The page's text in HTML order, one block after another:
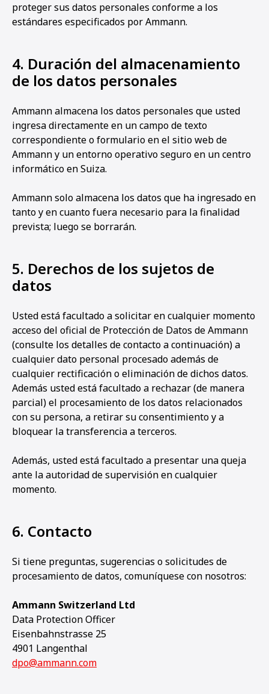
proteger sus datos personales conforme a los
estándares especificados por Ammann.
4. Duración del almacenamiento
de los datos personales
Ammann almacena los datos personales que usted
ingresa directamente en un campo de texto
correspondiente o formulario en el sitio web de
Ammann y un entorno operativo seguro en un centro
informático en Suiza.
Ammann solo almacena los datos que ha ingresado en
tanto y en cuanto fuera necesario para la finalidad
prevista; luego se borrarán.
5. Derechos de los sujetos de
datos
Usted está facultado a solicitar en cualquier momento
acceso del oficial de Protección de Datos de Ammann
(consulte los detalles de contacto a continuación) a
cualquier dato personal procesado además de
cualquier rectificación o eliminación de dichos datos.
Además usted está facultado a rechazar (de manera
parcial) el procesamiento de los datos relacionados
con su persona, a retirar su consentimiento y a
bloquear la transferencia a terceros.
Además, usted está facultado a presentar una queja
ante la autoridad de supervisión en cualquier
momento.
6. Contacto
Si tiene preguntas, sugerencias o solicitudes de
procesamiento de datos, comuníquese con nosotros:
Ammann Switzerland Ltd
Data Protection Officer
Eisenbahnstrasse 25
4901 Langenthal
dpo@ammann.com